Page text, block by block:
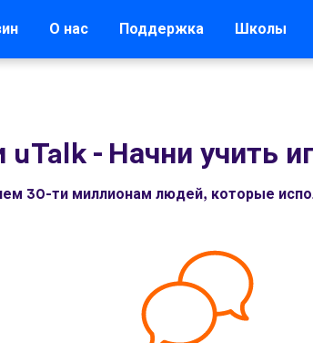
О нас Поддержка Школы
uTalk - Начни учить
30-ти миллионам людей, которые